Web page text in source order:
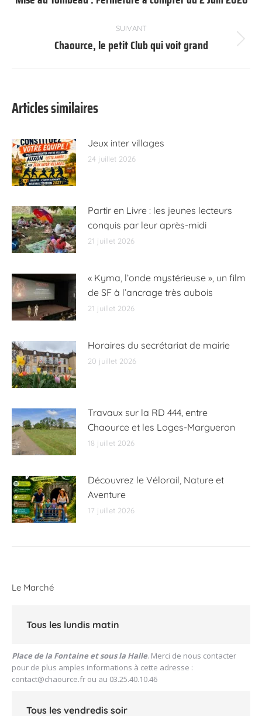
:
SUIVANT
Article
Chaource, le petit Club qui voit grand
Articles similaires
Jeux inter villages
24 juillet 2026
Partir en Livre : les jeunes lecteurs
conquis par leur après-midi
21 juillet 2026
« Kyma, l’onde mystérieuse », un film
de SF à l’ancrage très aubois
21 juillet 2026
Horaires du secrétariat de mairie
20 juillet 2026
Travaux sur la RD 444, entre
Chaource et les Loges-Margueron
18 juillet 2026
Découvrez le Vélorail, Nature et
Aventure
17 juillet 2026
Le Marché
Tous les lundis matin
Place de la Fontaine et sous la Halle. Merci de nous contacter
pour de plus amples informations à cette adresse :
contact@chaource.fr ou au 03.25.40.10.46
Tous les vendredis soir